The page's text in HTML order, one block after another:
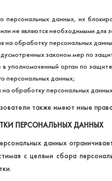
персональных данных, их
не являются необходимыми для
на обработку персональных
законом мер по
уполномоченный орган по
персональных данных;
на обработку персональных
также имеют иные
ПЕРСОНАЛЬНЫХ ДАННЫХ
данных
с целями сбора